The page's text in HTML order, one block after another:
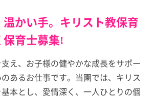
かい手。キリスト教保育
育士募集!
え、お子様の健やかな成長をサポー
あるお仕事です。当園では、キリス
本とし、愛情深く、一人ひとりの個